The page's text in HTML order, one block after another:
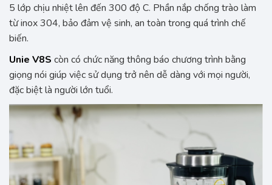
5 lớp chịu nhiệt lên đến 300 độ C. Phần nắp chống trào làm
từ inox 304, bảo đảm vệ sinh, an toàn trong quá trình chế
biến.
Unie V8S còn có chức năng thông báo chương trình bằng
giọng nói giúp việc sử dụng trở nên dễ dàng với mọi người,
đặc biệt là người lớn tuổi.